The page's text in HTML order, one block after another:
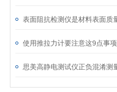
使用推拉力计要注意这9点事项